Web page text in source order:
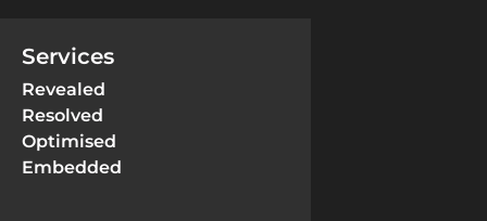
Services
Revealed
Resolved
Optimised
Embedded